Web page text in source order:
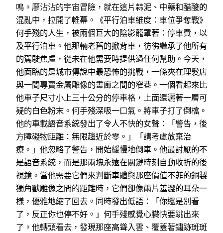
鳴。廖沾沾的宇宙冒險，就在這片蒜泥、中藥和醋酸的
混亂中，拉開了帷幕。《平行泊車維度：車位爭奪戰》
何手殘的人生，被兩個巨大的陰影籠罩著：停車費，以
及平行泊車。他那輛老舊的掀背車，彷彿繼承了他所有
的駕駛焦慮，從未在他需要時提供過任何幫助。今天，
他面臨的是城市傳說中最恐怖的挑戰，一條夾在理髮店
與一間專賣金屬雕像的畫廊之間的窄巷。一個看起來比
他車子尺寸小上三十公分的停車格，上面還灑著一層可
疑的白色粉末。何手殘深吸一口氣。將車子打了倒檔。
他的車載語音系統發出了令人不快的女聲：「警告，後
方障礙物距離：無限趨近於零。」「請考慮放棄治
療。」他忽略了警告，開始緩慢地倒車。他最討厭的不
是語音系統，而是那兩塊永遠在關鍵時刻自動收折的後
視鏡。當他需要它們來判斷車體與那座價值不菲的銅製
獨角獸雕像之間的距離時，它們卻像兩片羞澀的耳朵一
樣，優雅地縮了回去。同時發出低語：「你還是別看
了，反正你也停不好。」何手殘感覺心臟快要跳出來
了。他轉頭看去，發現那座高聳入雲、覆蓋著鏽跡斑斑